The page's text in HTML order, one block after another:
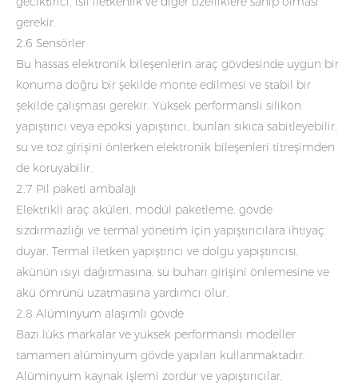
gerekir.
2.6 Sensörler
Bu hassas elektronik bileşenlerin araç gövdesinde uygun bir
konuma doğru bir şekilde monte edilmesi ve stabil bir
şekilde çalışması gerekir. Yüksek performanslı silikon
yapıştırıcı veya epoksi yapıştırıcı, bunları sıkıca sabitleyebilir,
su ve toz girişini önlerken elektronik bileşenleri titreşimden
de koruyabilir.
2.7 Pil paketi ambalajı
Elektrikli araç aküleri, modül paketleme, gövde
sızdırmazlığı ve termal yönetim için yapıştırıcılara ihtiyaç
duyar. Termal iletken yapıştırıcı ve dolgu yapıştırıcısı,
akünün ısıyı dağıtmasına, su buharı girişini önlemesine ve
akü ömrünü uzatmasına yardımcı olur.
2.8 Alüminyum alaşımlı gövde
Bazı lüks markalar ve yüksek performanslı modeller
tamamen alüminyum gövde yapıları kullanmaktadır.
Alüminyum kaynak işlemi zordur ve yapıştırıcılar,